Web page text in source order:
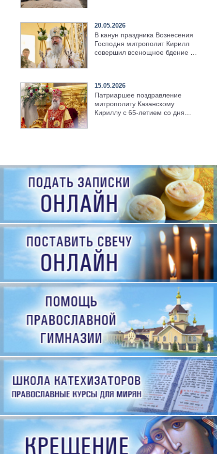
20.05.2026
В канун праздника Вознесения
Господня митрополит Кирилл
совершил всенощное бдение в
15.05.2026
Патриаршее поздравление
митрополиту Казанскому
Кириллу с 65-летием со дня